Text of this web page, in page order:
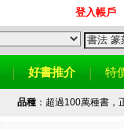
登入帳戶
好書推介 特
品種：超過100萬種書，